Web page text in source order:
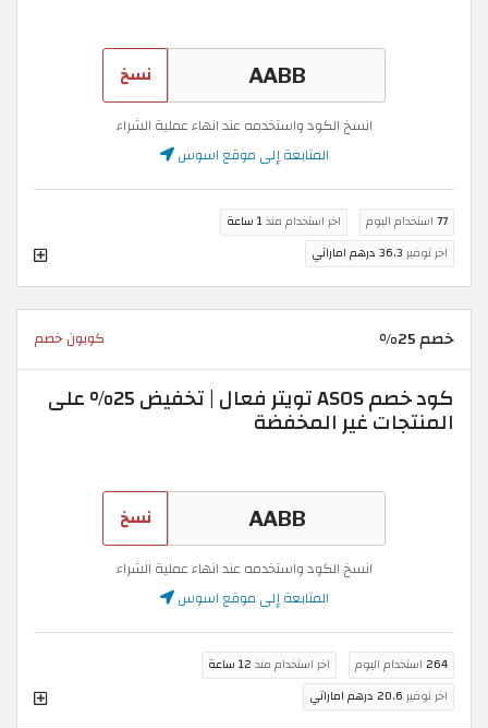
نسخ
انسخ الكود واستخدمه عند انهاء عملية الشراء
المتابعة إلى موقع اسوس
77 استخدام اليوم اخر استخدام منذ1 ساعة
اخر توفير 36.3 درهم اماراتي
خصم 25% كوبون خصم
كود خصم ASOS تويتر فعال | تخفيض 25% على
المنتجات غير المخفضة
نسخ
انسخ الكود واستخدمه عند انهاء عملية الشراء
المتابعة إلى موقع اسوس
264 استخدام اليوم اخر استخدام منذ 12 ساعة
اخر توفير 20.6 درهم اماراتي